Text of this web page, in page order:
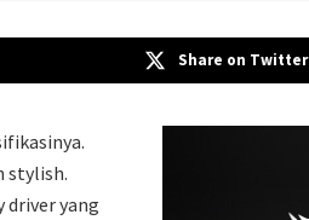
Share on Twitter
stylish.
driver yang